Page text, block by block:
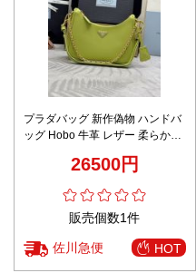
プラダバッグ 新作偽物 ハンドバ
ッグ Hobo 牛革 レザー 柔らかい
26500円
販売個数1件
佐川急便 HOT